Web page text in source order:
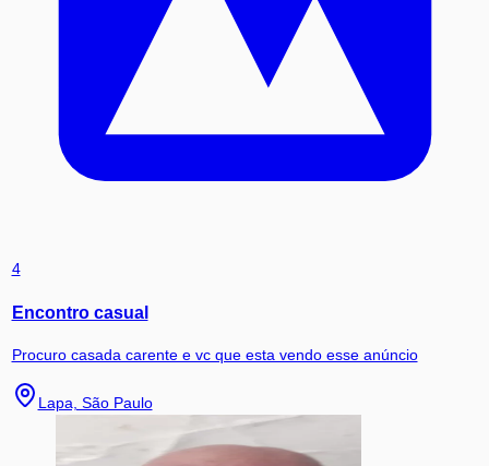
4
Encontro casual
Procuro casada carente e vc que esta vendo esse anúncio
Lapa, São Paulo